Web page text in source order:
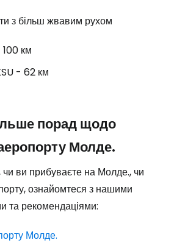
з більш жвавим рухом
км
- 62 км
порад щодо
Молде.
чи ви прибуваєте на Молде., чи
ознайомтеся з нашими
та рекомендаціями:
Молде.